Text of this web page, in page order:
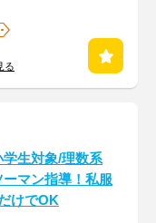
る
生対象/理数系
マン指導！私服
けでOK